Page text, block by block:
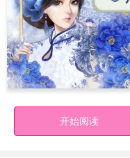
开始阅读